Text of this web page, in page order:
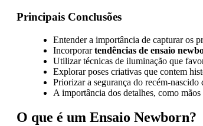
Principais Conclusões
Entender a importância de capturar os
Incorporartendências de ensaio
Utilizar técnicas de iluminação que
Explorar poses criativas que contem
Priorizar a segurança do recém-nascido
A importância dos detalhes, como mãos
O que é um Ensaio Newborn?